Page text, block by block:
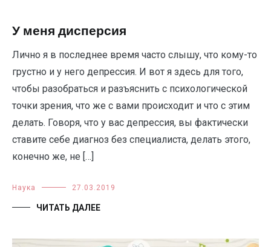
У меня дисперсия
Лично я в последнее время часто слышу, что кому-то
грустно и у него депрессия. И вот я здесь для того,
чтобы разобраться и разъяснить с психологической
точки зрения, что же с вами происходит и что с этим
делать. Говоря, что у вас депрессия, вы фактически
ставите себе диагноз без специалиста, делать этого,
конечно же, не […]
Наука 27.03.2019
ЧИТАТЬ ДАЛЕЕ